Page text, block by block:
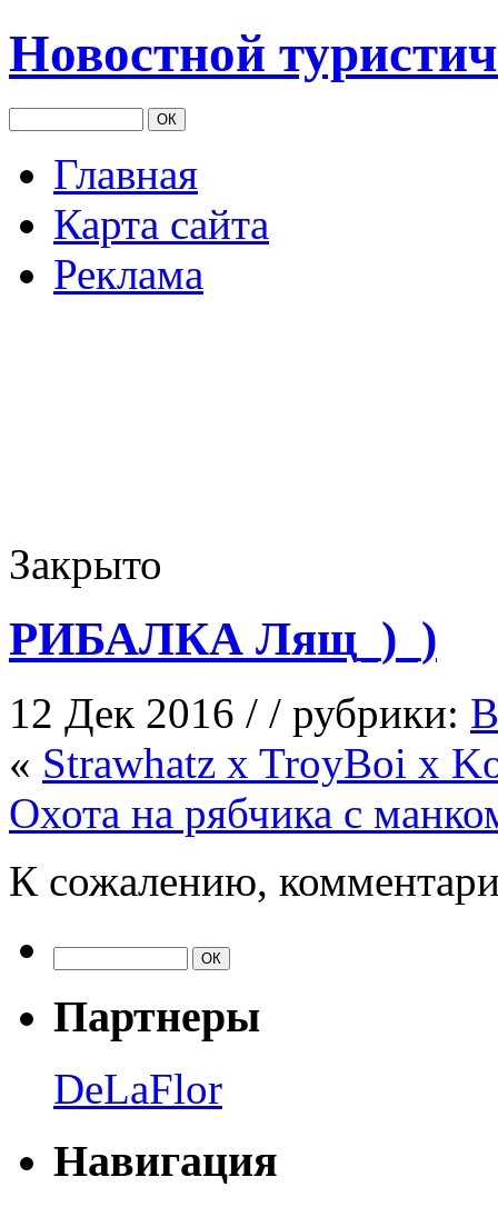
Новостной
Главная
Карта сайта
Реклама
Закрыто
РИБАЛКА Лящ_)_)
12 Дек 2016 / / рубрики:
« Strawhatz x TroyBoi x
Охота на рябчика с
К сожалению,
Партнеры
DeLaFlor
Навигация